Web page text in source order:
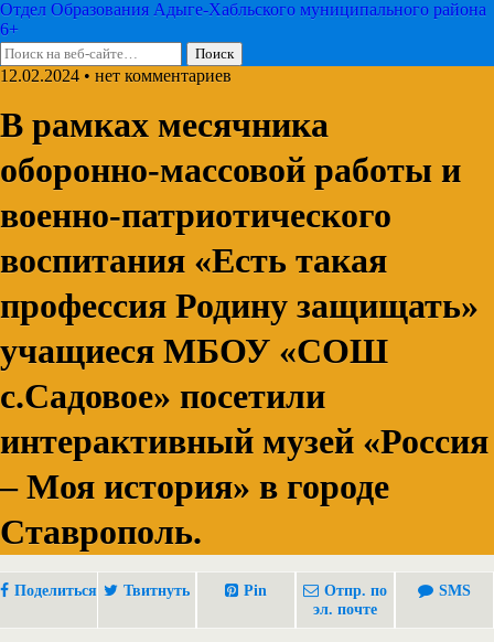
Отдел Образования Адыге-Хабльского муниципального района
6+
12.02.2024 • нет комментариев
В рамках месячника
оборонно-массовой работы и
военно-патриотического
воспитания «Есть такая
профессия Родину защищать»
учащиеся МБОУ «СОШ
с.Садовое» посетили
интерактивный музей «Россия
– Моя история» в городе
Ставрополь.
Поделиться Твитнуть Pin
Отпр. по
эл. почте
SMS